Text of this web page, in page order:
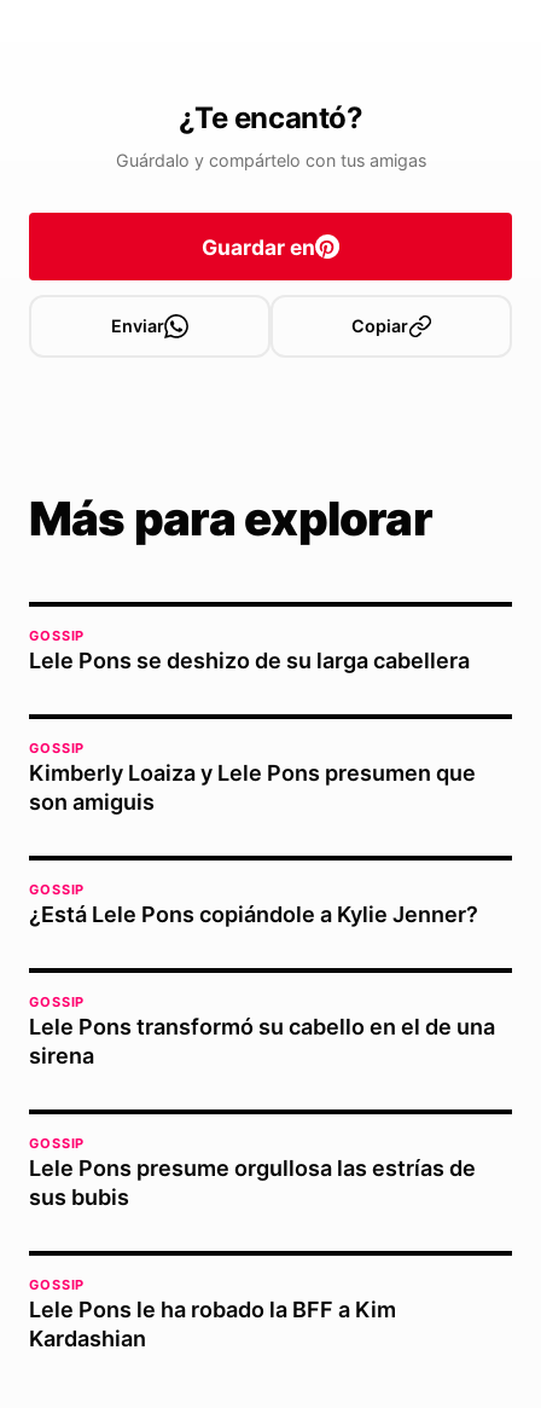
¿Te encantó?
Guárdalo y compártelo con tus amigas
Guardar en
Enviar Copiar
Más para explorar
GOSSIP
Lele Pons se deshizo de su larga cabellera
GOSSIP
Kimberly Loaiza y Lele Pons presumen que
son amiguis
GOSSIP
¿Está Lele Pons copiándole a Kylie Jenner?
GOSSIP
Lele Pons transformó su cabello en el de una
sirena
GOSSIP
Lele Pons presume orgullosa las estrías de
sus bubis
GOSSIP
Lele Pons le ha robado la BFF a Kim
Kardashian